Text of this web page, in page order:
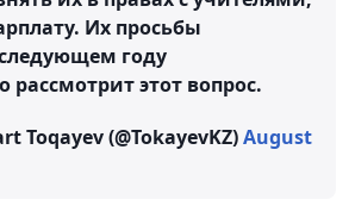
Их просьбы
году
рассмотрит этот вопрос.
Toqayev (@TokayevKZ)August